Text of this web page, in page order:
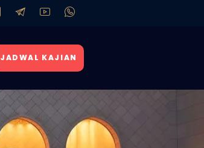
JADWAL KAJIAN